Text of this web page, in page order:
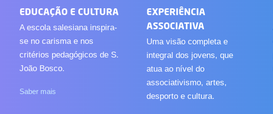
EDUCAÇÃO E CULTURA
A escola salesiana inspira-
se no carisma e nos
critérios pedagógicos de S.
João Bosco.
Saber mais
EXPERIÊNCIA
ASSOCIATIVA
Uma visão completa e
integral dos jovens, que
atua ao nível do
associativismo, artes,
desporto e cultura.